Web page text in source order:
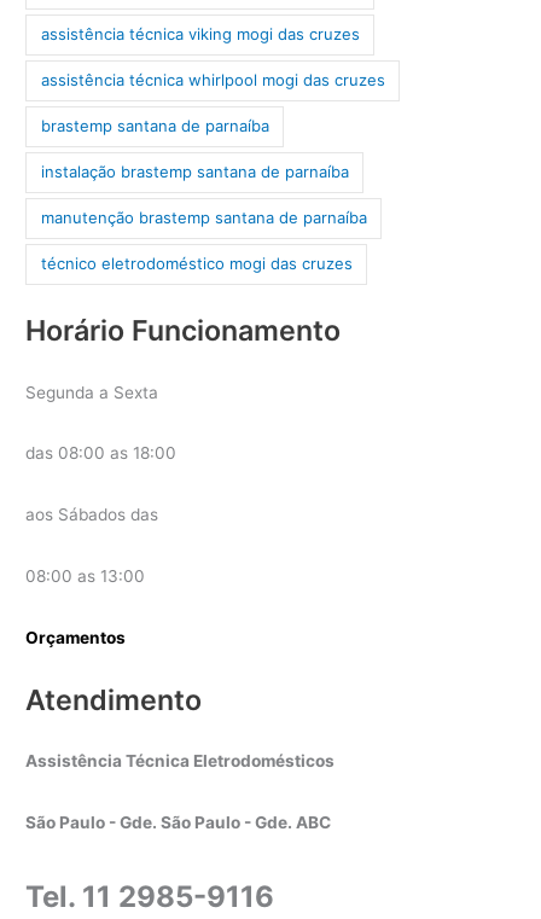
assistência técnica viking mogi das cruzes
assistência técnica whirlpool mogi das cruzes
brastemp santana de parnaíba
instalação brastemp santana de parnaíba
manutenção brastemp santana de parnaíba
técnico eletrodoméstico mogi das cruzes
Horário Funcionamento
Segunda a Sexta
das 08:00 as 18:00
aos Sábados das
08:00 as 13:00
Orçamentos
Atendimento
Assistência Técnica Eletrodomésticos
São Paulo - Gde. São Paulo - Gde. ABC
Tel. 11 2985-9116